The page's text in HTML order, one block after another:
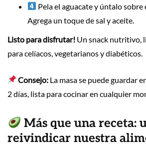
Pela el aguacate y úntalo sobre
Agrega un toque de sal y aceite.
Listo para disfrutar! Un snack nutritivo,
para celíacos, vegetarianos y diabéticos.
Consejo: La masa se puede guardar
2 días, lista para cocinar en cualquier
Más que una receta:
reivindicar nuestra